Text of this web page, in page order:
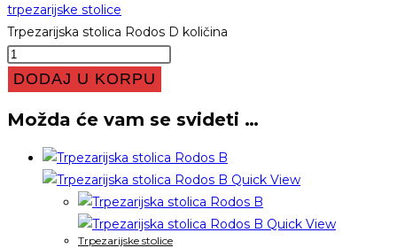
trpezarijske stolice
Trpezarijska stolica Rodos D količina
DODAJ U KORPU
Možda će vam se svideti …
Quick View
Quick View
Trpezarijske stolice